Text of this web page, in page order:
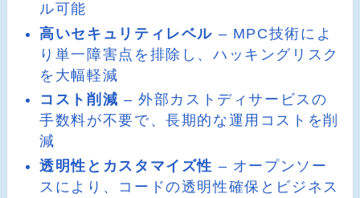
ル可能
高いセキュリティレベル – MPC技術によ
り単一障害点を排除し、ハッキングリスク
を大幅軽減
コスト削減 – 外部カストディサービスの
手数料が不要で、長期的な運用コストを削
減
透明性とカスタマイズ性 – オープンソー
スにより、コードの透明性確保とビジネス